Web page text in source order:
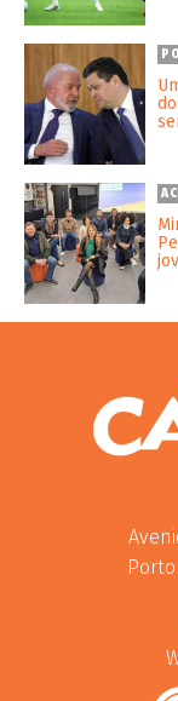
Porto